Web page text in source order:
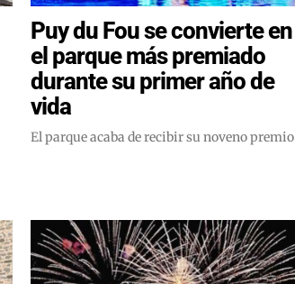
Puy du Fou se convierte en
el parque más premiado
durante su primer año de
vida
El parque acaba de recibir su noveno premio